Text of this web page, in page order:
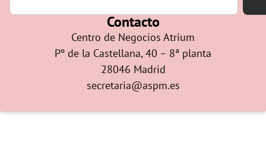
Contacto
Centro de Negocios Atrium
Pº de la Castellana, 40 – 8ª planta
28046 Madrid
secretaria@aspm.es